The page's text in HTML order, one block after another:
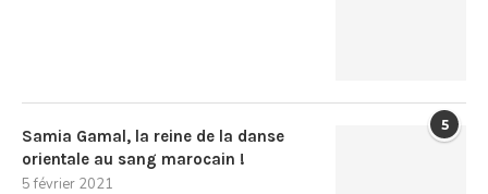
5
Samia Gamal, la reine de la danse
orientale au sang marocain !
5 février 2021